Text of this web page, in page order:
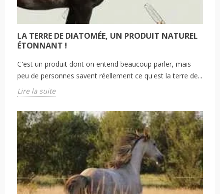
LA TERRE DE DIATOMÉE, UN PRODUIT NATUREL
ÉTONNANT !
C'est un produit dont on entend beaucoup parler, mais
peu de personnes savent réellement ce qu'est la terre de...
Lire la suite